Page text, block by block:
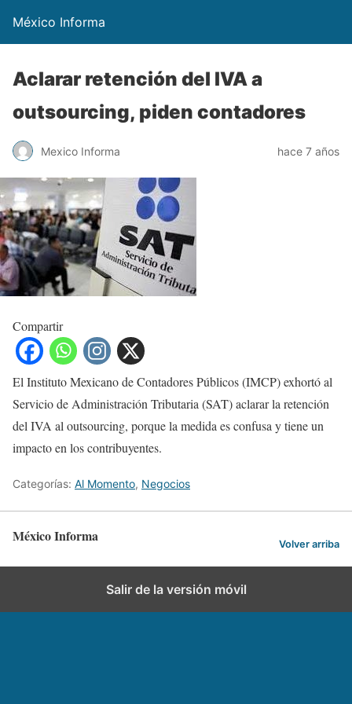
México Informa
Aclarar retención del IVA a
outsourcing, piden contadores
Mexico Informa hace 7 años
Compartir
El Instituto Mexicano de Contadores Públicos (IMCP) exhortó al
Servicio de Administración Tributaria (SAT) aclarar la retención
del IVA al outsourcing, porque la medida es confusa y tiene un
impacto en los contribuyentes.
Categorías: Al Momento, Negocios
México Informa Volver arriba
Salir de la versión móvil